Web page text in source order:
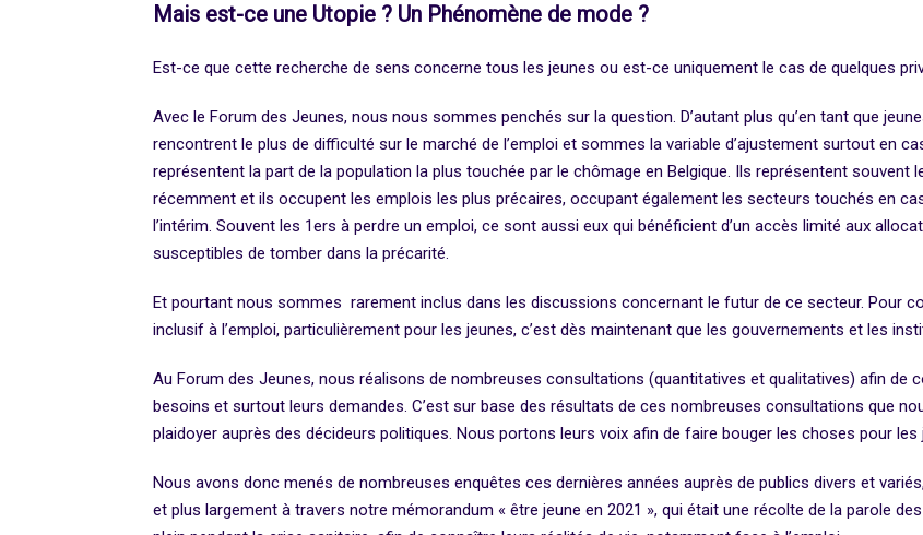
Mais est-ce une Utopie ? Un Phénomène de mode ?
Est-ce que cette recherche de sens concerne tous les jeunes ou est-ce uniquement le cas de quelques
Avec le Forum des Jeunes, nous nous sommes penchés sur la question. D’autant plus qu’en tant que
rencontrent le plus de difficulté sur le marché de l’emploi et sommes la variable d’ajustement surtout en
représentent la part de la population la plus touchée par le chômage en Belgique. Ils représentent souvent
récemment et ils occupent les emplois les plus précaires, occupant également les secteurs touchés en cas
l’intérim. Souvent les 1ers à perdre un emploi, ce sont aussi eux qui bénéficient d’un accès limité aux
susceptibles de tomber dans la précarité.
Et pourtant nous sommes rarement inclus dans les discussions concernant le futur de ce secteur. Pour
inclusif à l’emploi, particulièrement pour les jeunes, c’est dès maintenant que les gouvernements et les
Au Forum des Jeunes, nous réalisons de nombreuses consultations (quantitatives et qualitatives) afin de
besoins et surtout leurs demandes. C’est sur base des résultats de ces nombreuses consultations que
plaidoyer auprès des décideurs politiques. Nous portons leurs voix afin de faire bouger les choses pour les
Nous avons donc menés de nombreuses enquêtes ces dernières années auprès de publics divers et
et plus largement à travers notre mémorandum « être jeune en 2021 », qui était une récolte de la parole